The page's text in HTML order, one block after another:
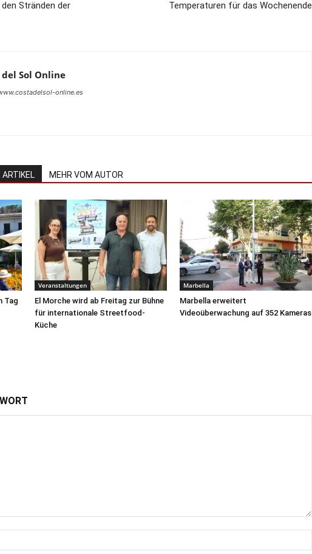
Stränden der
Temperaturen für das Wochenende
del Sol Online
online.es
ARTIKEL MEHR VOM AUTOR
Tag
Veranstaltungen
El Morche wird ab Freitag zur Bühne
für internationale Streetfood-
Küche
Marbella
Marbella erweitert
Videoüberwachung auf 352 Kameras